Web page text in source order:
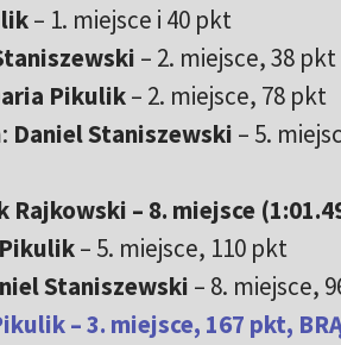
– 1. miejsce i 40 pkt
– 2. miejsce, 38 pkt
Pikulik– 2. miejsce, 78 pkt
Daniel Staniszewski – 5.
Rajkowski – 8. miejsce
– 5. miejsce, 110 pkt
Staniszewski – 8. miejsce,
– 3. miejsce, 167 pkt,